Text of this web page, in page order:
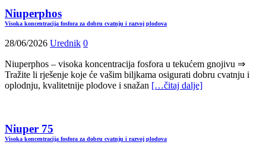
Niuperphos
Visoka koncentracija fosfora za dobru cvatnju i razvoj plodova
28/06/2026 Urednik 0
Niuperphos – visoka koncentracija fosfora u tekućem gnojivu ⇒
Tražite li rješenje koje će vašim biljkama osigurati dobru cvatnju i
oplodnju, kvalitetnije plodove i snažan […čitaj dalje]
Niuper 75
Visoka koncentracija fosfora za dobru cvatnju i razvoj plodova